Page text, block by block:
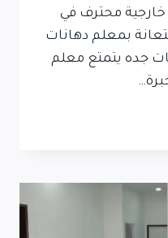
خارجية محترف في
بمعلم دهانات
جده يتمتع معلم